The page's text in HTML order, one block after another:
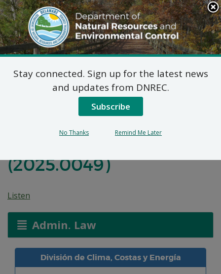
Search
This
Site
DNREC Menu
Determinación de
Constancia Federal:
HUD 2311 S Dupont
(2025.0049)
Listen
Admin. Law
División de Clima, Costas y Energía
Stay connected. Sign up for the latest news
and updates from DNREC.
Subscribe
No Thanks Remind Me Later